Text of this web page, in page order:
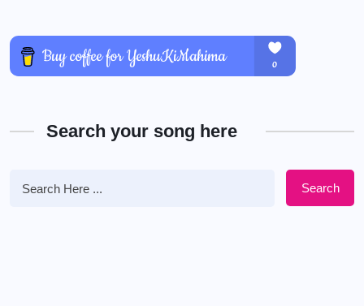
Search your song here
Search